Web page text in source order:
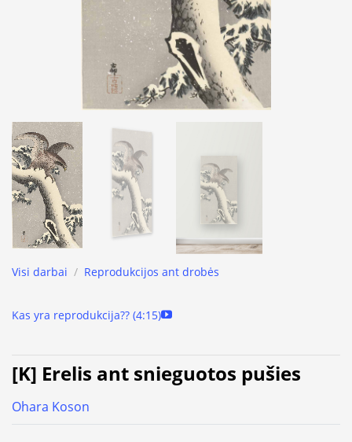
Visi darbai / Reprodukcijos ant drobės
Kas yra reprodukcija?? (4:15)
[K] Erelis ant snieguotos pušies
Ohara Koson